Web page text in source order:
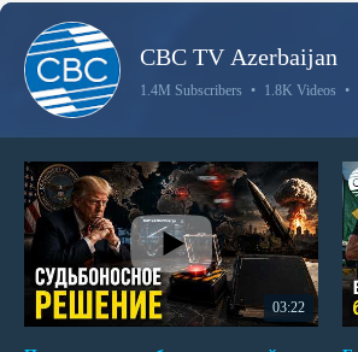
CBC TV Azerbaijan
1.4M Subscribers • 1.8K Videos •
03:22